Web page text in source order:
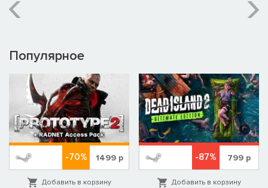
Популярное
-70% 1499р
Добавить в корзину
-87% 799 р
Добавить в корзину